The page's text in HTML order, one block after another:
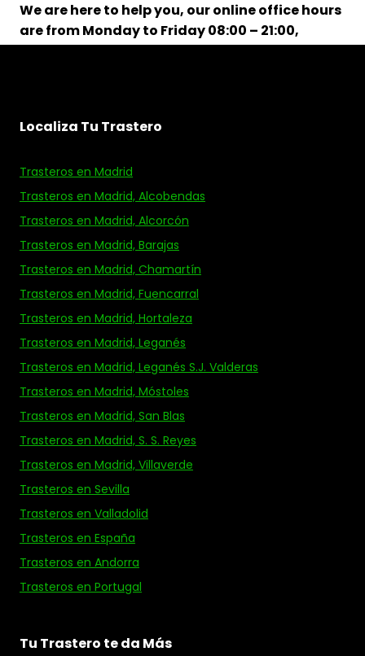
We are here to help you, our online office hours
are from Monday to Friday 08:00 – 21:00,
and Saturdays from 9:00 – 14:00
Localiza Tu Trastero
Trasteros en Madrid
Trasteros en Madrid, Alcobendas
Trasteros en Madrid, Alcorcón
Trasteros en Madrid, Barajas
Trasteros en Madrid, Chamartín
Trasteros en Madrid, Fuencarral
Trasteros en Madrid, Hortaleza
Trasteros en Madrid, Leganés
Trasteros en Madrid, Leganés S.J. Valderas
Trasteros en Madrid, Móstoles
Trasteros en Madrid, San Blas
Trasteros en Madrid, S. S. Reyes
Trasteros en Madrid, Villaverde
Trasteros en Sevilla
Trasteros en Valladolid
Trasteros en España
Trasteros en Andorra
Trasteros en Portugal
Tu Trastero te da Más